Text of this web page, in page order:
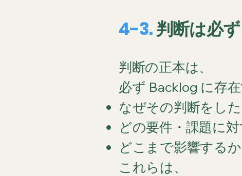
4-3.判断は必
判断の正本は、
必ず Backlog に存在
なぜその判断をし
どの要件・課題に
どこまで影響するか
これらは、